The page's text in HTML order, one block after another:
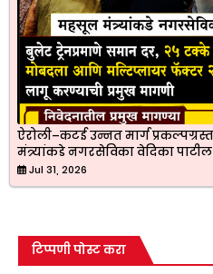
ऐरोली–कटई उन्नत मार्ग
मंत्र्यांकडे नगरसेविका वेदिका
Jul 31, 2026
टिप्पणी पोस्ट करा